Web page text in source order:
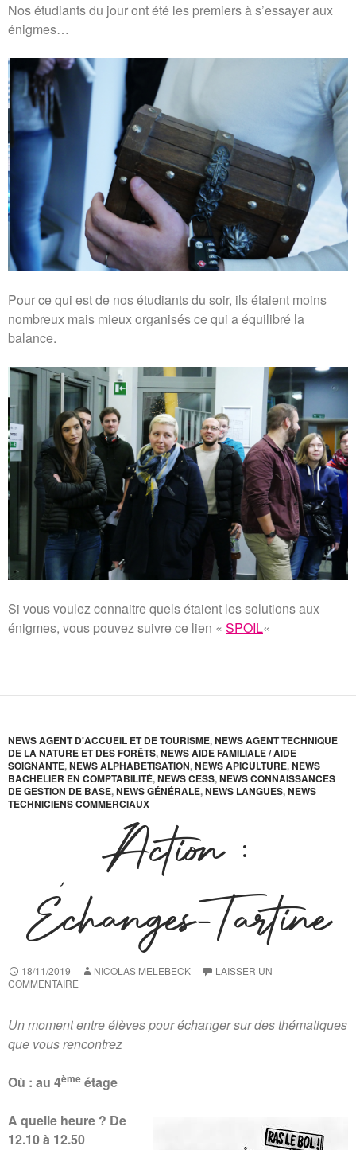
Nos étudiants du jour ont été les premiers à s’essayer aux
énigmes…
Pour ce qui est de nos étudiants du soir, ils étaient moins
nombreux mais mieux organisés ce qui a équilibré la
balance.
Si vous voulez connaitre quels étaient les solutions aux
énigmes, vous pouvez suivre ce lien « SPOIL«
NEWS AGENT D'ACCUEIL ET DE TOURISME,NEWS AGENT TECHNIQUE
DE LA NATURE ET DES FORÊTS,NEWS AIDE FAMILIALE / AIDE
SOIGNANTE,NEWS ALPHABETISATION,NEWS APICULTURE,NEWS
BACHELIER EN COMPTABILITÉ,NEWS CESS,NEWS CONNAISSANCES
DE GESTION DE BASE,NEWS GÉNÉRALE,NEWS LANGUES,NEWS
TECHNICIENS COMMERCIAUX
Action :
Échanges-Tartine
18/11/2019 NICOLAS MELEBECK
LAISSER UN
COMMENTAIRE
Un moment entre élèves pour échanger sur des thématiques
que vous rencontrez
Où : au 4ème étage
A quelle heure ? De
12.10 à 12.50